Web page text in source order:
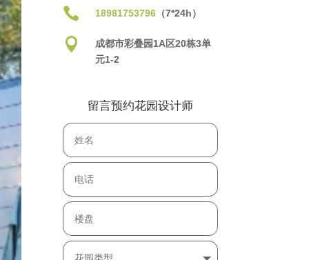
 18981753796（7*24h）

成都市彩叠园1A区20栋3单
元1-2
留言预约花园设计师